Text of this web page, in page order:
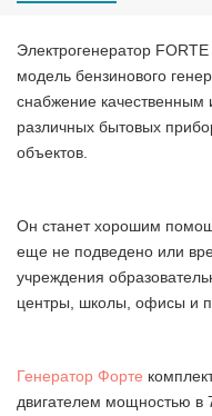
Электрогенератор
модель бензинового
снабжение качественным
различных бытовых
объектов.
Он станет хорошим
еще не подведено или
учреждения
центры, школы, офисы и
Генератор Форте
двигателем мощностью в